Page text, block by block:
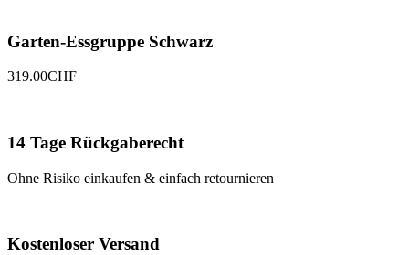
Garten-Essgruppe Schwarz
319.00CHF
14 Tage Rückgaberecht
Ohne Risiko einkaufen & einfach retournieren
Kostenloser Versand